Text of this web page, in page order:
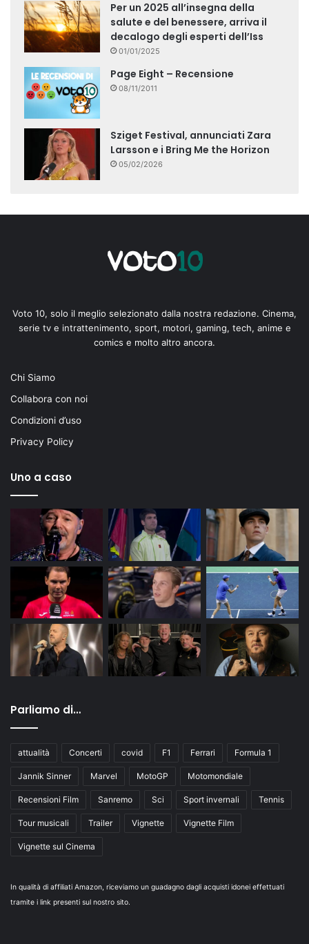
Per un 2025 all’insegna della
salute e del benessere, arriva il
decalogo degli esperti dell’Iss
01/01/2025
Page Eight – Recensione
08/11/2011
Sziget Festival, annunciati Zara
Larsson e i Bring Me the Horizon
05/02/2026
Voto 10, solo il meglio selezionato dalla nostra redazione. Cinema,
serie tv e intrattenimento, sport, motori, gaming, tech, anime e
comics e molto altro ancora.
Chi Siamo
Collabora con noi
Condizioni d’uso
Privacy Policy
Uno a caso
Parliamo di…
attualità Concerti covid F1 Ferrari Formula 1
Jannik Sinner Marvel MotoGP Motomondiale
Recensioni Film Sanremo Sci Sport invernali Tennis
Tour musicali Trailer Vignette Vignette Film
Vignette sul Cinema
In qualità di affiliati Amazon, riceviamo un guadagno dagli acquisti idonei effettuati
tramite i link presenti sul nostro sito.